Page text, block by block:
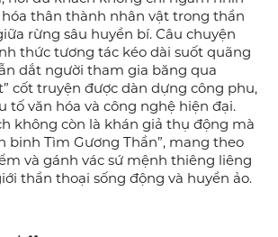
thân thành nhân vật trong thần
rừng sâu huyền bí. Câu chuyện
thức tương tác kéo dài suốt quãng
dắt người tham gia băng qua
cốt truyện được dàn dựng công phu,
tố văn hóa và công nghệ hiện đại.
không còn là khán giả thụ động mà
binh Tìm Gương Thần”, mang theo
và gánh vác sứ mệnh thiêng liêng
thần thoại sống động và huyền ảo.